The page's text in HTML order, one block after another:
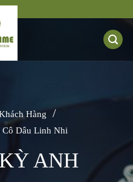
Hàng /
Dâu Linh Nhi
ANH